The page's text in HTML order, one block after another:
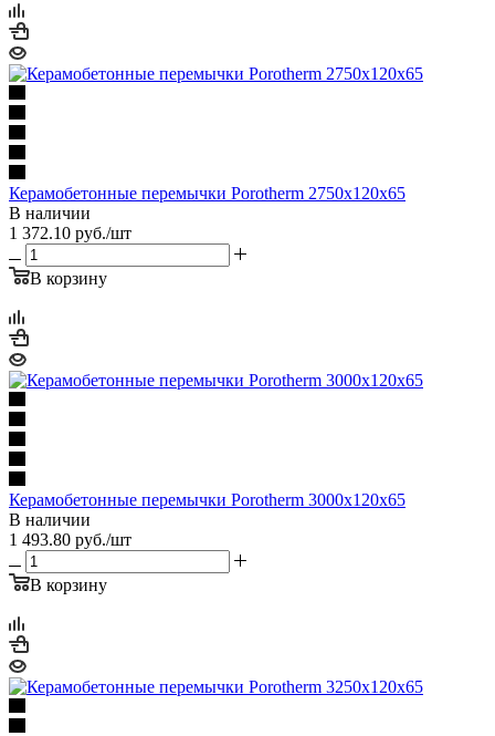
Керамобетонные перемычки Porotherm 2750x120x65
В наличии
1 372.10 руб./шт
В корзину
Керамобетонные перемычки Porotherm 3000x120x65
В наличии
1 493.80 руб./шт
В корзину